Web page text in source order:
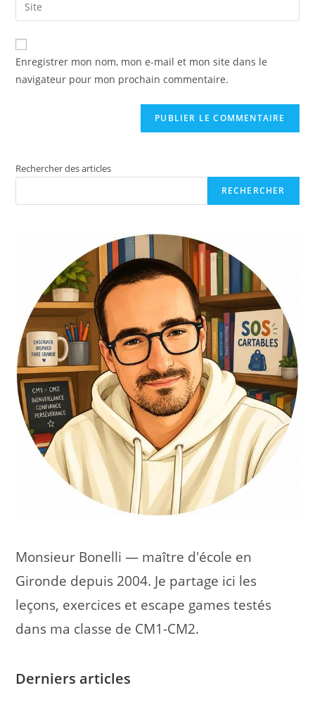
Enregistrer mon nom, mon e-mail et mon site dans le
navigateur pour mon prochain commentaire.
Rechercher des articles
RECHERCHER
Monsieur Bonelli — maître d'école en
Gironde depuis 2004. Je partage ici les
leçons, exercices et escape games testés
dans ma classe de CM1-CM2.
Derniers articles